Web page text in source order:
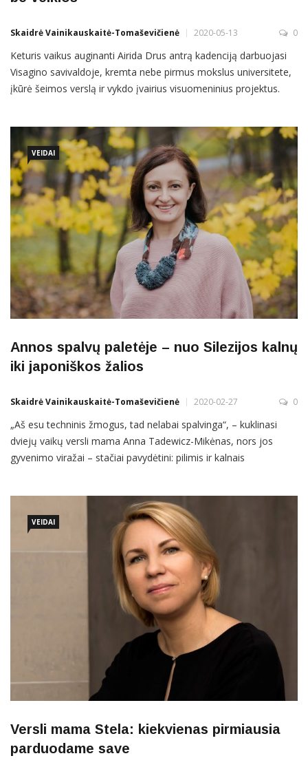
Skaidrė Vainikauskaitė-Tomaševičienė 2020-05-13 0
Keturis vaikus auginanti Airida Drus antrą kadenciją darbuojasi
Visagino savivaldoje, kremta nebe pirmus mokslus universitete,
įkūrė šeimos verslą ir vykdo įvairius visuomeninius projektus.
mūsų interviu sostinės Lukiškių aikštėje – tąkart kalbinau
VEIDAI
Annos spalvų paletėje – nuo Silezijos kalnų
iki japoniškos žalios
Skaidrė Vainikauskaitė-Tomaševičienė 2020-02-27 0
„Aš esu techninis žmogus, tad nelabai spalvinga“, – kuklinasi
dviejų vaikų versli mama Anna Tadewicz-Mikėnas, nors jos
gyvenimo viražai – stačiai pavydėtini: pilimis ir kalnais
japoniškos žaliosios arbatos verslas Japoniška žalia. Dar
pridėkime
VEIDAI
Versli mama Stela: kiekvienas pirmiausia
parduodame save